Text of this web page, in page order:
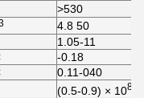
>530
4.8 50
1.05-11
-0.18
0.11-040
(0.5-0.9) × 108